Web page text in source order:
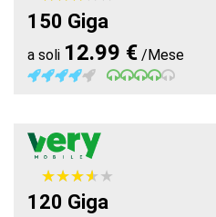
150 Giga
a soli 12.99 € /Mese
★★★★★
★★★★★
120 Giga